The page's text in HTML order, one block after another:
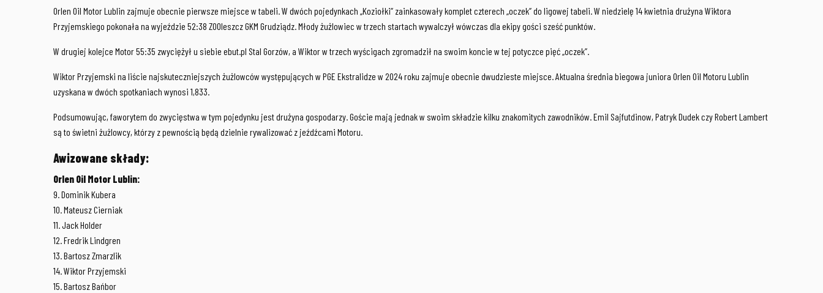
Orlen Oil Motor Lublin zajmuje obecnie pierwsze miejsce w tabeli. W dwóch pojedynkach „Koziołki” zainkasowały komplet czterech „oczek” do ligowej tabeli. W niedzielę 14 kwietnia drużyna Wiktora
Przyjemskiego pokonała na wyjeździe 52:38 ZOOleszcz GKM Grudziądz. Młody żużlowiec w trzech startach wywalczył wówczas dla ekipy gości sześć punktów.
W drugiej kolejce Motor 55:35 zwyciężył u siebie ebut.pl Stal Gorzów, a Wiktor w trzech wyścigach zgromadził na swoim koncie w tej potyczce pięć „oczek”.
Wiktor Przyjemski na liście najskuteczniejszych żużlowców występujących w PGE Ekstralidze w 2024 roku zajmuje obecnie dwudzieste miejsce. Aktualna średnia biegowa juniora Orlen Oil Motoru Lublin
uzyskana w dwóch spotkaniach wynosi 1,833.
Podsumowując, faworytem do zwycięstwa w tym pojedynku jest drużyna gospodarzy. Goście mają jednak w swoim składzie kilku znakomitych zawodników. Emil Sajfutdinow, Patryk Dudek czy Robert Lambert
są to świetni żużlowcy, którzy z pewnością będą dzielnie rywalizować z jeźdźcami Motoru.
Awizowane składy:
Orlen Oil Motor Lublin:
9. Dominik Kubera
10. Mateusz Cierniak
11. Jack Holder
12. Fredrik Lindgren
13. Bartosz Zmarzlik
14. Wiktor Przyjemski
15. Bartosz Bańbor